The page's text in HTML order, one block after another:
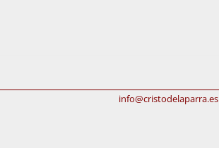
info@cristodelaparra.es